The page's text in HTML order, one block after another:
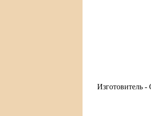
Изготовитель -